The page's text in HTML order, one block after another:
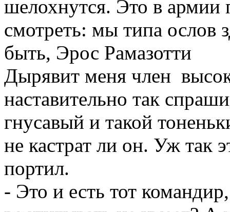
шелохнутся. Это в армии
смотреть: мы типа ослов
быть, Эрос Рамазотти
Дырявит меня член
наставительно так
гнусавый и такой
не кастрат ли он. Уж так
портил.
- Это и есть тот